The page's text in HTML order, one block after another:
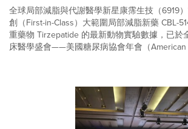
全球局部減脂與代謝醫學新星康霈生技（6919
創（First-in-Class）大範圍局部減脂新藥 CBL-
重藥物 Tirzepatide 的最新動物實驗數據，已於
床醫學盛會——美國糖尿病協會年會（American